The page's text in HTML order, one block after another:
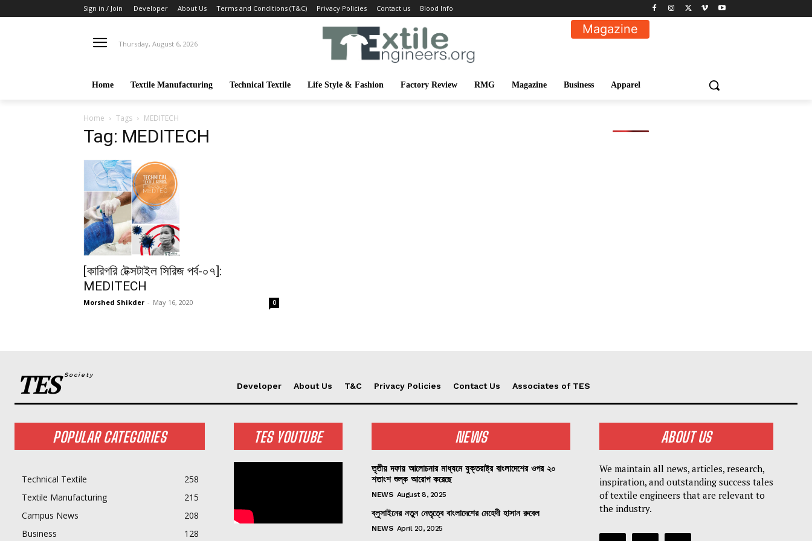
Sign in / Join Developer About Us Terms and Conditions (T&C) Privacy Policies Contact us Blood Info
Thursday, August 6, 2026
Magazine
Home Textile Manufacturing Technical Textile Life Style & Fashion Factory Review RMG Magazine Business Apparel
Home Tags MEDITECH
Tag: MEDITECH
[কারিগরি টেক্সটাইল সিরিজ পর্ব-০৭]:
MEDITECH
Morshed Shikder - May 16, 2020 0
TES Society
Developer About Us T&C Privacy Policies Contact Us Associates of TES
POPULAR CATEGORIES
Technical Textile
258
Textile Manufacturing
215
Campus News
208
Business
128
TES YOUTUBE NEWS
তৃতীয় দফায় আলোচনার মাধ্যমে যুক্তরাষ্ট্র বাংলাদেশের ওপর ২০
শতাংশ শুল্ক আরোপ করেছে
NEWS August 8, 2025
ব্লুসাইনের নতুন নেতৃত্বে বাংলাদেশের মেহেদী হাসান রুবেল
NEWS April 20, 2025
ABOUT US
We maintain all news, articles, research,
inspiration, and outstanding success tales
of textile engineers that are relevant to
the industry.